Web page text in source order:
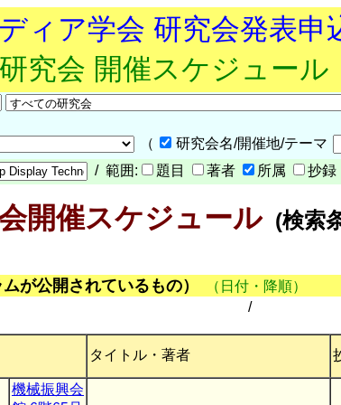
ィア学会 研究会発表申
研究会 開催スケジュール
（
研究会名/開催地/テーマ
/ 範囲: 題目 著者 所属 抄録
開催スケジュール(検索
が公開されているもの）
（日付・降順）
/
タイトル・著者
機械振興会